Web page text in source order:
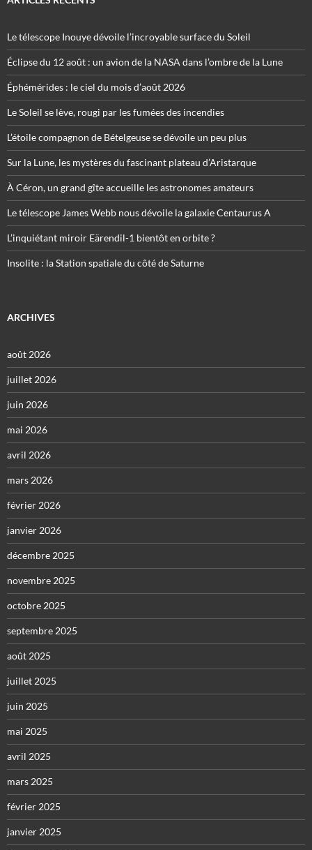
Le télescope Inouye dévoile l’incroyable surface du Soleil
Éclipse du 12 août : un avion de la NASA dans l’ombre de la Lune
Éphémérides : le ciel du mois d’août 2026
Le Soleil se lève, rougi par les fumées des incendies
L’étoile compagnon de Bételgeuse se dévoile un peu plus
Sur la Lune, les mystères du fascinant plateau d’Aristarque
À Céron, un grand gîte accueille les astronomes amateurs
Le télescope James Webb nous dévoile la galaxie Centaurus A
L’inquiétant miroir Eärendil-1 bientôt en orbite ?
Insolite : la Station spatiale du côté de Saturne
ARCHIVES
août 2026
juillet 2026
juin 2026
mai 2026
avril 2026
mars 2026
février 2026
janvier 2026
décembre 2025
novembre 2025
octobre 2025
septembre 2025
août 2025
juillet 2025
juin 2025
mai 2025
avril 2025
mars 2025
février 2025
janvier 2025